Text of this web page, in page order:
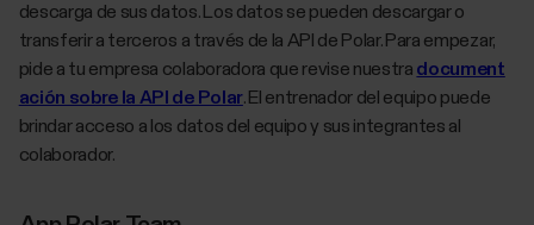
descarga de sus datos. Los datos se pueden descargar o
transferir a terceros a través de la API de Polar. Para empezar,
pide a tu empresa colaboradora que revise nuestra document
ación sobre la API de Polar. El entrenador del equipo puede
brindar acceso a los datos del equipo y sus integrantes al
colaborador.